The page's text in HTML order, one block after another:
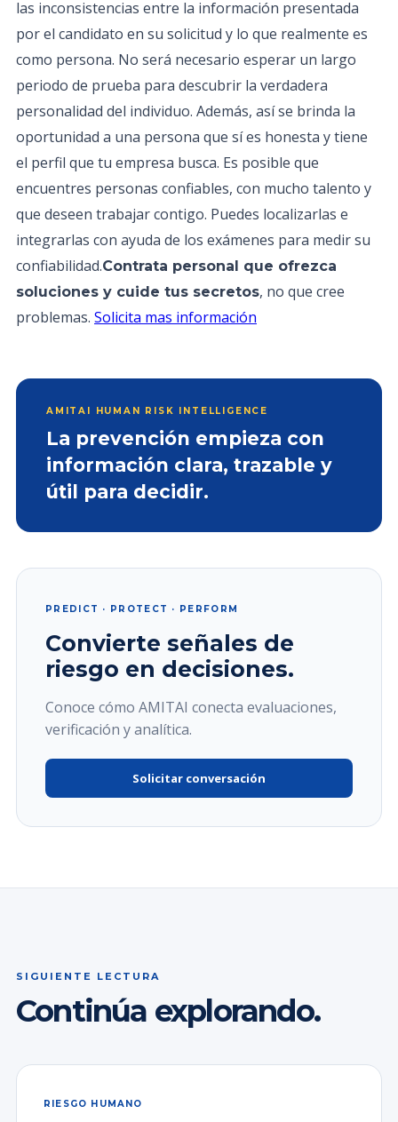
las inconsistencias entre la información presentada
por el candidato en su solicitud y lo que realmente es
como persona. No será necesario esperar un largo
periodo de prueba para descubrir la verdadera
personalidad del individuo. Además, así se brinda la
oportunidad a una persona que sí es honesta y tiene
el perfil que tu empresa busca. Es posible que
encuentres personas confiables, con mucho talento y
que deseen trabajar contigo. Puedes localizarlas e
integrarlas con ayuda de los exámenes para medir su
confiabilidad.Contrata personal que ofrezca
soluciones y cuide tus secretos, no que cree
problemas. Solicita mas información
AMITAI HUMAN RISK INTELLIGENCE
La prevención empieza con
información clara, trazable y
útil para decidir.
PREDICT · PROTECT · PERFORM
Convierte señales de
riesgo en decisiones.
Conoce cómo AMITAI conecta evaluaciones,
verificación y analítica.
Solicitar conversación
SIGUIENTE LECTURA
Continúa explorando.
RIESGO HUMANO